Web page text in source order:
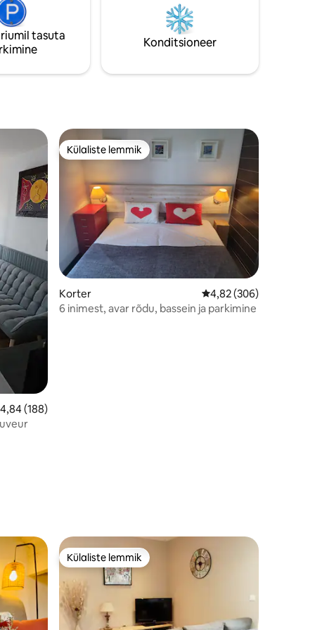
kahele inimesele, kuigi on olemas
võimalus, et diivanvoodit kasutab kolm.
tasuta
Konditsioneer
hinnang 4,84/5, 188 hinnangut
4,84 (188)
Külaliste lemmik
Külaliste lemmik
Korter Keskmine hinnang
4,82 (306)
6 inimest, avar rõdu, bassein ja parkimine
Külaliste lemmik
Külaliste lemmik